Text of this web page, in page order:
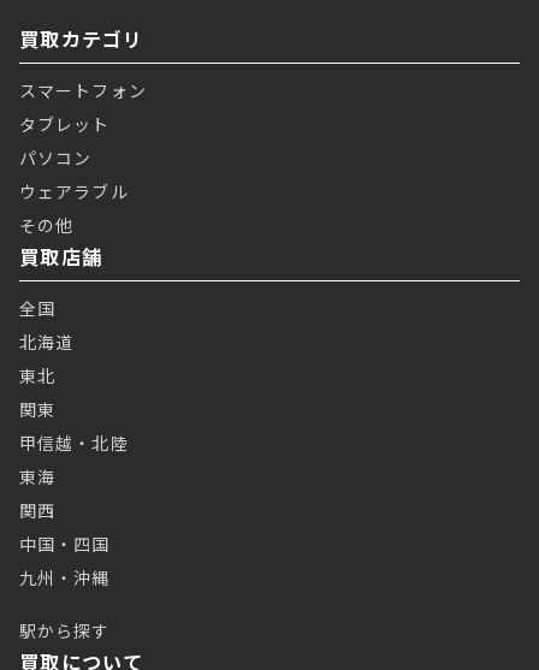
買取カテゴリ
スマートフォン
タブレット
パソコン
ウェアラブル
その他
買取店舗
全国
北海道
東北
関東
甲信越・北陸
東海
関西
中国・四国
九州・沖縄
駅から探す
買取について